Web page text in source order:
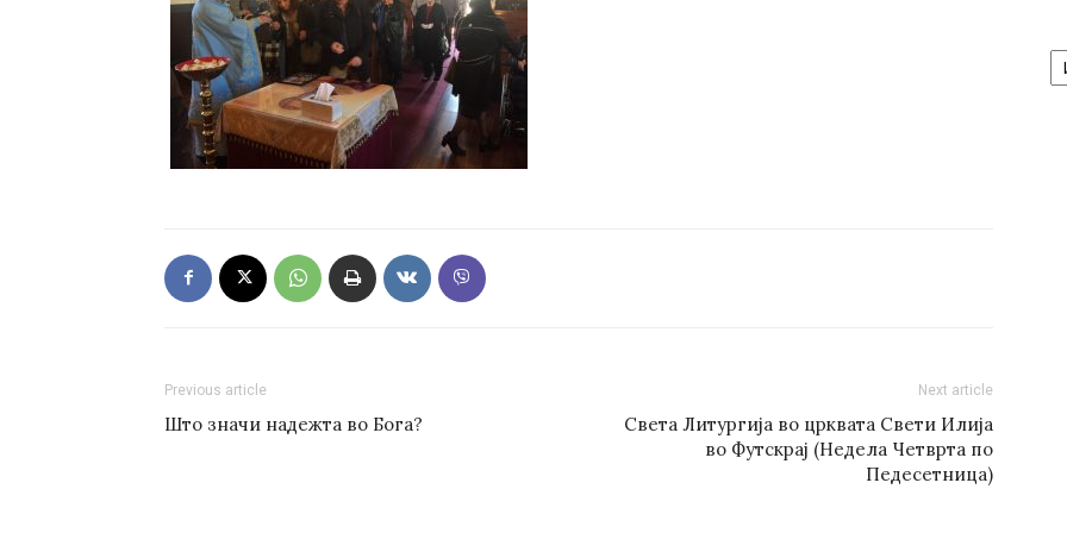
Previous article
Што значи надежта во Бога?
Next article
Света Литургија во црквата Свети Илија
во Футскрај (Недела Четврта по
Педесетница)